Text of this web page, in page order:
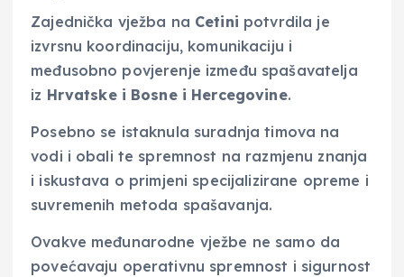
Zajednička vježba na Cetini potvrdila je
izvrsnu koordinaciju, komunikaciju i
međusobno povjerenje između spašavatelja
iz Hrvatske i Bosne i Hercegovine.
Posebno se istaknula suradnja timova na
vodi i obali te spremnost na razmjenu znanja
i iskustava o primjeni specijalizirane opreme i
suvremenih metoda spašavanja.
Ovakve međunarodne vježbe ne samo da
povećavaju operativnu spremnost i sigurnost